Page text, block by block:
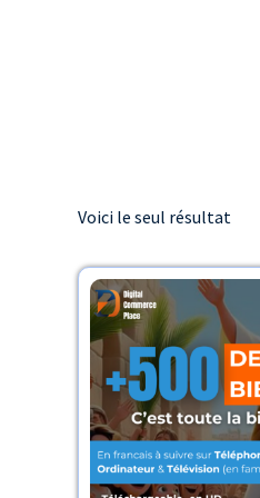
Voici le seul résultat